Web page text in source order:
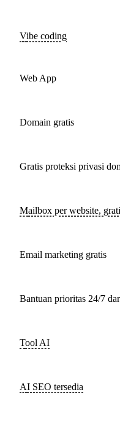
Vibe coding
Web App
Domain gratis
Gratis proteksi privasi
Mailbox per website,
Email marketing gratis
Bantuan prioritas 24/7
Tool AI
AI SEO tersedia